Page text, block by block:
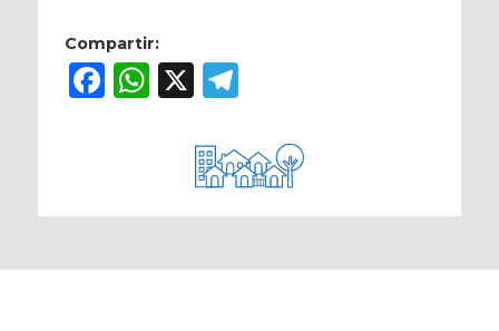
Compartir:
Facebook
WhatsApp
X Telegram